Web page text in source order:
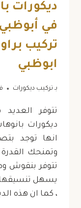
ديكورات
تركيب
ابوظبي
بـ تركيب ديكورات
تتوفر
ديكورات
انها توجد
وتمنحك
تتوفر بنقوش
يسهل
، كما ان هذه